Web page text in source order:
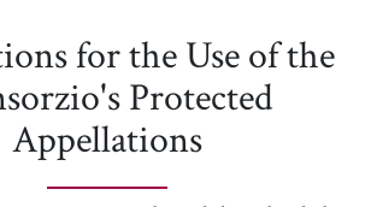
for the Use of the
Protected
Appellations